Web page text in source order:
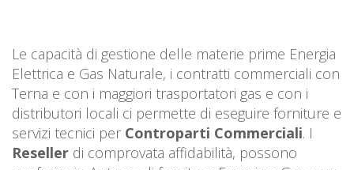
Le capacità di gestione delle materie prime Energia
Elettrica e Gas Naturale, i contratti commerciali con
Terna e con i maggiori trasportatori gas e con i
distributori locali ci permette di eseguire forniture e
servizi tecnici per Controparti Commerciali. I
Reseller di comprovata affidabilità, possono